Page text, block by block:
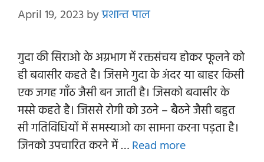
April 19, 2023byप्रशान्त पाल
गुदा की सिराओ के अग्रभाग में रक्तसंचय होकर फूलने को
ही बवासीर कहते है। जिसमे गुदा के अंदर या बाहर किसी
एक जगह गाँठ जैसी बन जाती है। जिसको बवासीर के
मस्से कहते है। जिससे रोगी को उठने – बैठने जैसी बहुत
सी गतिविधियों में समस्याओ का सामना करना पड़ता है।
जिनको उपचारित करने में …Read more